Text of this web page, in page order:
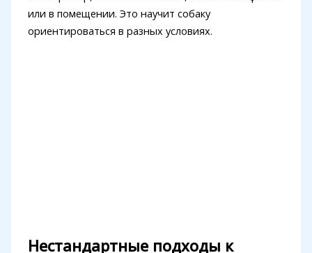
или в помещении. Это научит собаку
ориентироваться в разных условиях.
Нестандартные подходы к